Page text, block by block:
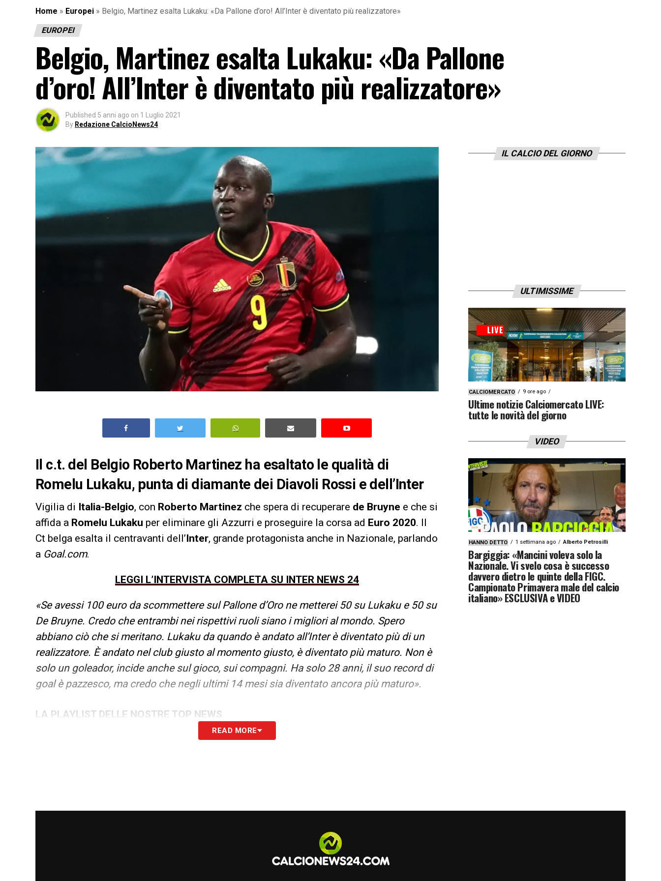
Home » Europei » Belgio, Martinez esalta Lukaku: «Da Pallone d’oro! All’Inter è diventato più realizzatore»
EUROPEI
Belgio, Martinez esalta Lukaku: «Da Pallone
d’oro! All’Inter è diventato più realizzatore»
Published 5 anni ago on 1 Luglio 2021
By Redazione CalcioNews24
Il c.t. del Belgio Roberto Martinez ha esaltato le qualità di
Romelu Lukaku, punta di diamante dei Diavoli Rossi e dell’Inter
Vigilia di Italia-Belgio, con Roberto Martinez che spera di recuperare de Bruyne e che si
affida a Romelu Lukaku per eliminare gli Azzurri e proseguire la corsa ad Euro 2020. Il
Ct belga esalta il centravanti dell’Inter, grande protagonista anche in Nazionale, parlando
a Goal.com.
LEGGI L’INTERVISTA COMPLETA SU INTER NEWS 24
«Se avessi 100 euro da scommettere sul Pallone d’Oro ne metterei 50 su Lukaku e 50 su
De Bruyne. Credo che entrambi nei rispettivi ruoli siano i migliori al mondo. Spero
abbiano ciò che si meritano. Lukaku da quando è andato all’Inter è diventato più di un
realizzatore. È andato nel club giusto al momento giusto, è diventato più maturo. Non è
solo un goleador, incide anche sul gioco, sui compagni. Ha solo 28 anni, il suo record di
goal è pazzesco, ma credo che negli ultimi 14 mesi sia diventato ancora più maturo».
LA PLAYLIST DELLE NOSTRE TOP NEWS
READ MORE
IL CALCIO DEL GIORNO
ULTIMISSIME
CALCIOMERCATO 9 ore ago
Ultime notizie Calciomercato LIVE:
tutte le novità del giorno
VIDEO
HANNO DETTO 1 settimana ago Alberto Petrosilli
Bargiggia: «Mancini voleva solo la
Nazionale. Vi svelo cosa è successo
davvero dietro le quinte della FIGC.
Campionato Primavera male del calcio
italiano» ESCLUSIVA e VIDEO